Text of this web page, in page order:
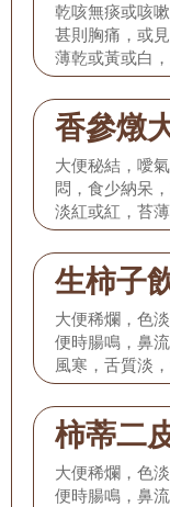
乾咳無痰或咳
甚則胸痛，或
薄乾或黃或白，
香參燉
大便秘結，噯
悶，食少納呆
淡紅或紅，苔薄
生柿子
大便稀爛，色
便時腸鳴，鼻
風寒，舌質淡，
柿蒂二
大便稀爛，色
便時腸鳴，鼻